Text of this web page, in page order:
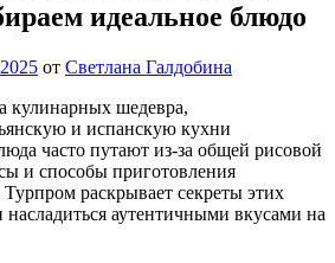
идеальное блюдо
от Светлана Галдобина
кулинарных шедевра,
и испанскую кухни
часто путают из-за общей рисовой
и способы приготовления
раскрывает секреты этих
аутентичными вкусами на